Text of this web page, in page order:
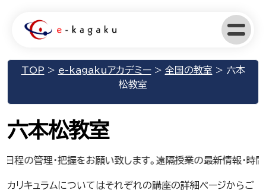
TOP > e-kagakuアカデミー > 全国の教室 > 六本
松教室
六本松教室
程の管理・把握をお願い致します。遠隔授業の最新情報・時
カリキュラムについてはそれぞれの講座の詳細ページからご